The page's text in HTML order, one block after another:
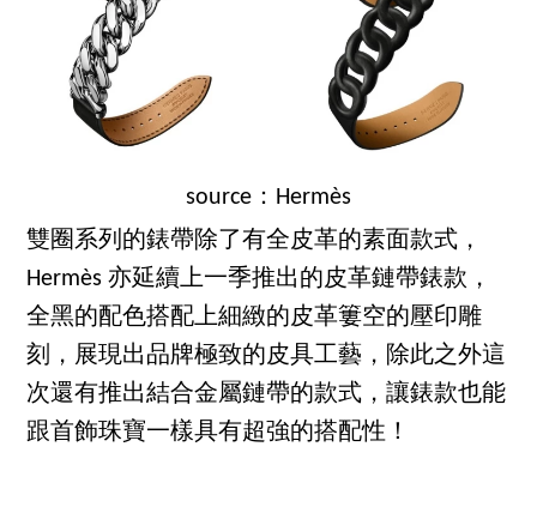
source：Hermès
雙圈系列的錶帶除了有全皮革的素面款式，
Hermès 亦延續上一季推出的皮革鏈帶錶款，
全黑的配色搭配上細緻的皮革簍空的壓印雕
刻，展現出品牌極致的皮具工藝，除此之外這
次還有推出結合金屬鏈帶的款式，讓錶款也能
跟首飾珠寶一樣具有超強的搭配性！